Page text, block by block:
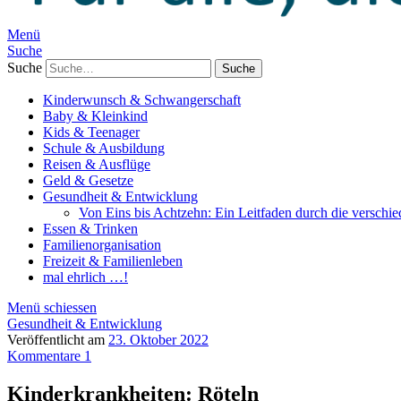
Menü
Suche
Suche
Kinderwunsch & Schwangerschaft
Baby & Kleinkind
Kids & Teenager
Schule & Ausbildung
Reisen & Ausflüge
Geld & Gesetze
Gesundheit & Entwicklung
Von Eins bis Achtzehn: Ein Leitfaden durch die
Essen & Trinken
Familienorganisation
Freizeit & Familienleben
mal ehrlich …!
Menü schiessen
Gesundheit & Entwicklung
Veröffentlicht am 23. Oktober 2022
Kommentare 1
Kinderkrankheiten: Röteln